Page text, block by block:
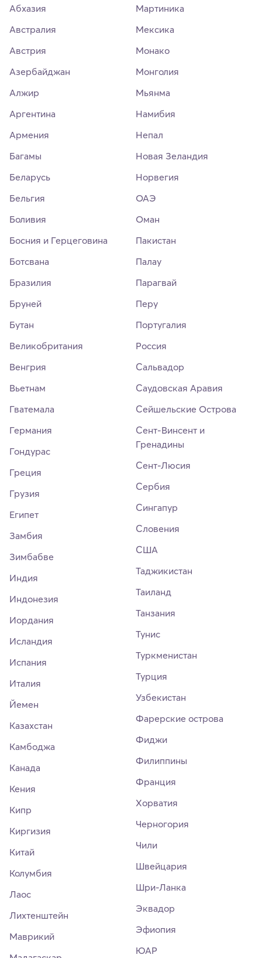
Абхазия
Австралия
Австрия
Азербайджан
Алжир
Аргентина
Армения
Багамы
Беларусь
Бельгия
Боливия
Босния и Герцеговина
Ботсвана
Бразилия
Бруней
Бутан
Великобритания
Венгрия
Вьетнам
Гватемала
Германия
Гондурас
Греция
Грузия
Египет
Замбия
Зимбабве
Индия
Индонезия
Иордания
Исландия
Испания
Италия
Йемен
Казахстан
Камбоджа
Канада
Кения
Кипр
Киргизия
Китай
Колумбия
Лаос
Лихтенштейн
Маврикий
Мартиника
Мексика
Монако
Монголия
Мьянма
Намибия
Непал
Новая Зеландия
Норвегия
ОАЭ
Оман
Пакистан
Палау
Парагвай
Перу
Португалия
Россия
Сальвадор
Саудовская Аравия
Сейшельские Острова
Сент-Винсент и
Гренадины
Сент-Люсия
Сербия
Сингапур
Словения
США
Таджикистан
Таиланд
Танзания
Тунис
Туркменистан
Турция
Узбекистан
Фарерские острова
Фиджи
Филиппины
Франция
Хорватия
Черногория
Чили
Швейцария
Шри-Ланка
Эквадор
Эфиопия
ЮАР